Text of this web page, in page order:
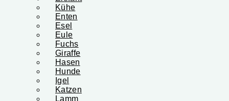
Kühe
Enten
Esel
Eule
Fuchs
Giraffe
Hasen
Hunde
Igel
Katzen
Lamm